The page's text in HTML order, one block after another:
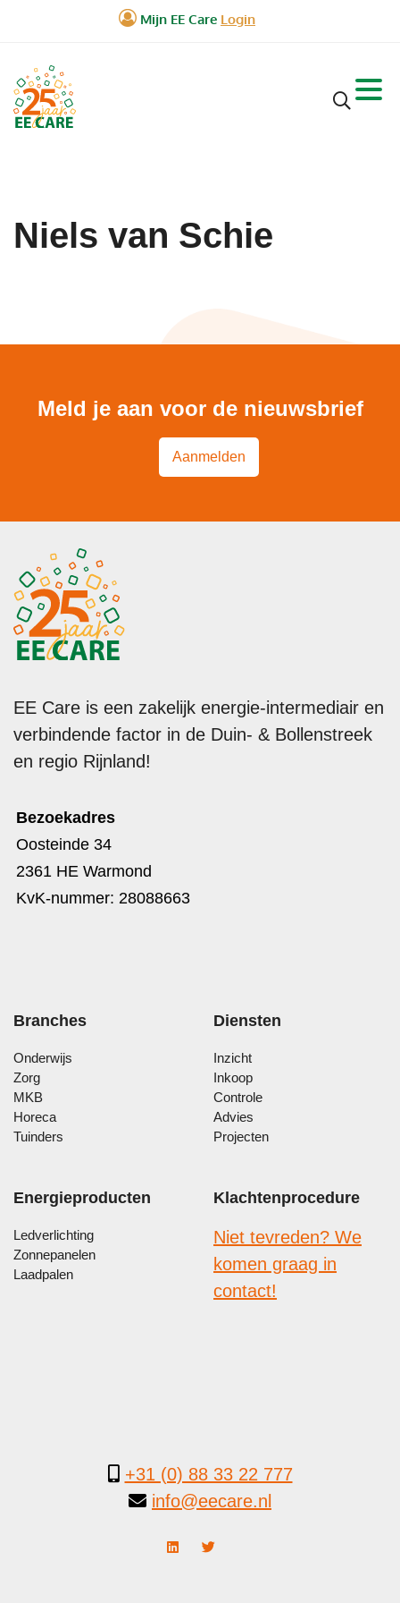
Niels van Schie
Meld je aan voor de nieuwsbrief
Aanmelden
EE Care is een zakelijk energie-intermediair en
verbindende factor in de Duin- & Bollenstreek
en regio Rijnland!
Bezoekadres
Oosteinde 34
2361 HE Warmond
KvK-nummer: 28088663
Branches
Onderwijs
Zorg
MKB
Horeca
Tuinders
Diensten
Inzicht
Inkoop
Controle
Advies
Projecten
Energieproducten
Ledverlichting
Zonnepanelen
Laadpalen
Klachtenprocedure
Niet tevreden? We
komen graag in
contact!
+31 (0) 88 33 22 777
info@eecare.nl